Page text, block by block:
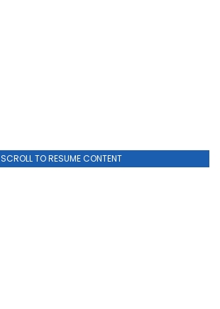
SCROLL TO RESUME CONTENT